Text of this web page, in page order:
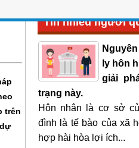
trên
Tin nhiều người
ly hôn
giải
trạng này.
Hôn nhân là cơ sở
đình là tế bào của xã
hợp hài hòa lợi ích...